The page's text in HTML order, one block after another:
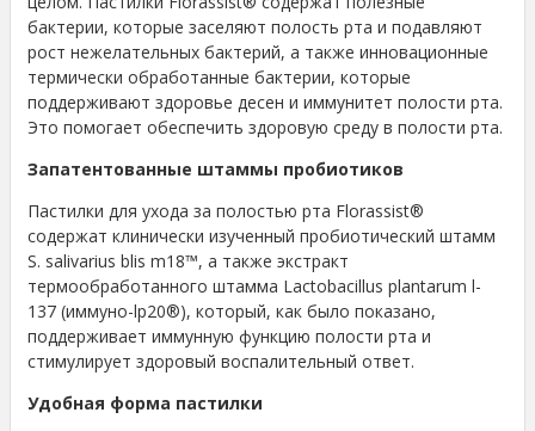
бактерии, которые заселяют полость рта и подавляют
рост нежелательных бактерий, а также инновационные
термически обработанные бактерии, которые
поддерживают здоровье десен и иммунитет полости рта.
Это помогает обеспечить здоровую среду в полости рта.
Запатентованные штаммы пробиотиков
Пастилки для ухода за полостью рта Florassist®
содержат клинически изученный пробиотический штамм
S. salivarius blis m18™, а также экстракт
термообработанного штамма Lactobacillus plantarum l-
137 (иммуно-lp20®), который, как было показано,
поддерживает иммунную функцию полости рта и
стимулирует здоровый воспалительный ответ.
Удобная форма пастилки